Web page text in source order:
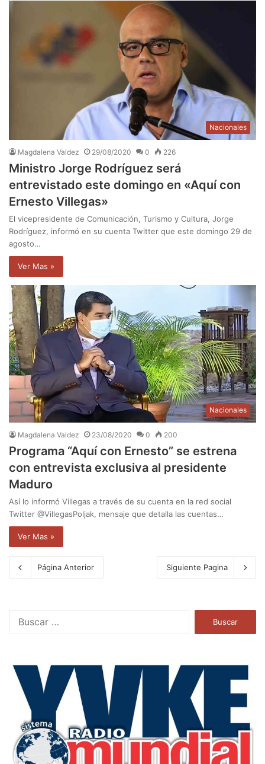
Nacionales
Magdalena Valdez 29/08/2020 0 226
Ministro Jorge Rodríguez será
entrevistado este domingo en «Aquí con
Ernesto Villegas»
El vicepresidente de Comunicación, Turismo y Cultura, Jorge
Rodríguez, informó en su cuenta Twitter que este domingo 29 de
agosto…
Ver Mas »
Nacionales
Magdalena Valdez 23/08/2020 0 200
Programa “Aquí con Ernesto” se estrena
con entrevista exclusiva al presidente
Maduro
Así lo informó Villegas a través de su cuenta en la red social
Twitter @VillegasPoljak, mensaje que detalla las cuentas…
Ver Mas »
Página Anterior Siguiente Pagina
a